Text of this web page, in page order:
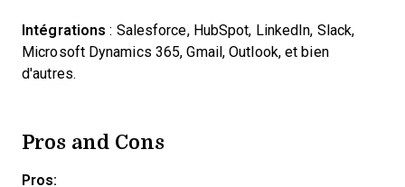
Intégrations : Salesforce, HubSpot, LinkedIn, Slack,
Microsoft Dynamics 365, Gmail, Outlook, et bien
d'autres.
Pros and Cons
Pros: